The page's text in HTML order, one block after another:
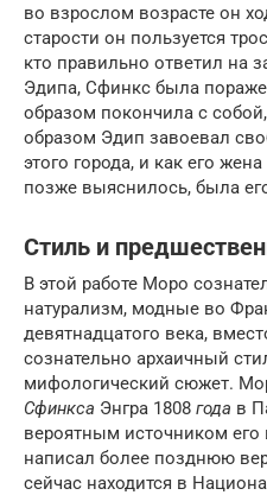
во взрослом возрасте он
старости он пользуется
кто правильно ответил на
Эдипа, Сфинкс была
образом покончила с
образом Эдип завоевал
этого города, и как его
позже выяснилось, была
Стиль и
В этой работе Моро
натурализм, модные во
девятнадцатого века,
сознательно архаичный
мифологический сюжет.
Сфинкса Энгра 1808 года в
вероятным источником его
написал более позднюю
сейчас находится в